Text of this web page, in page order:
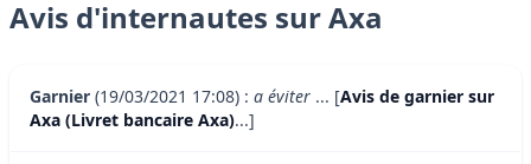
Avis d'internautes sur Axa
Garnier (19/03/2021 17:08) : a éviter ... [Avis de garnier sur
Axa (Livret bancaire Axa)...]